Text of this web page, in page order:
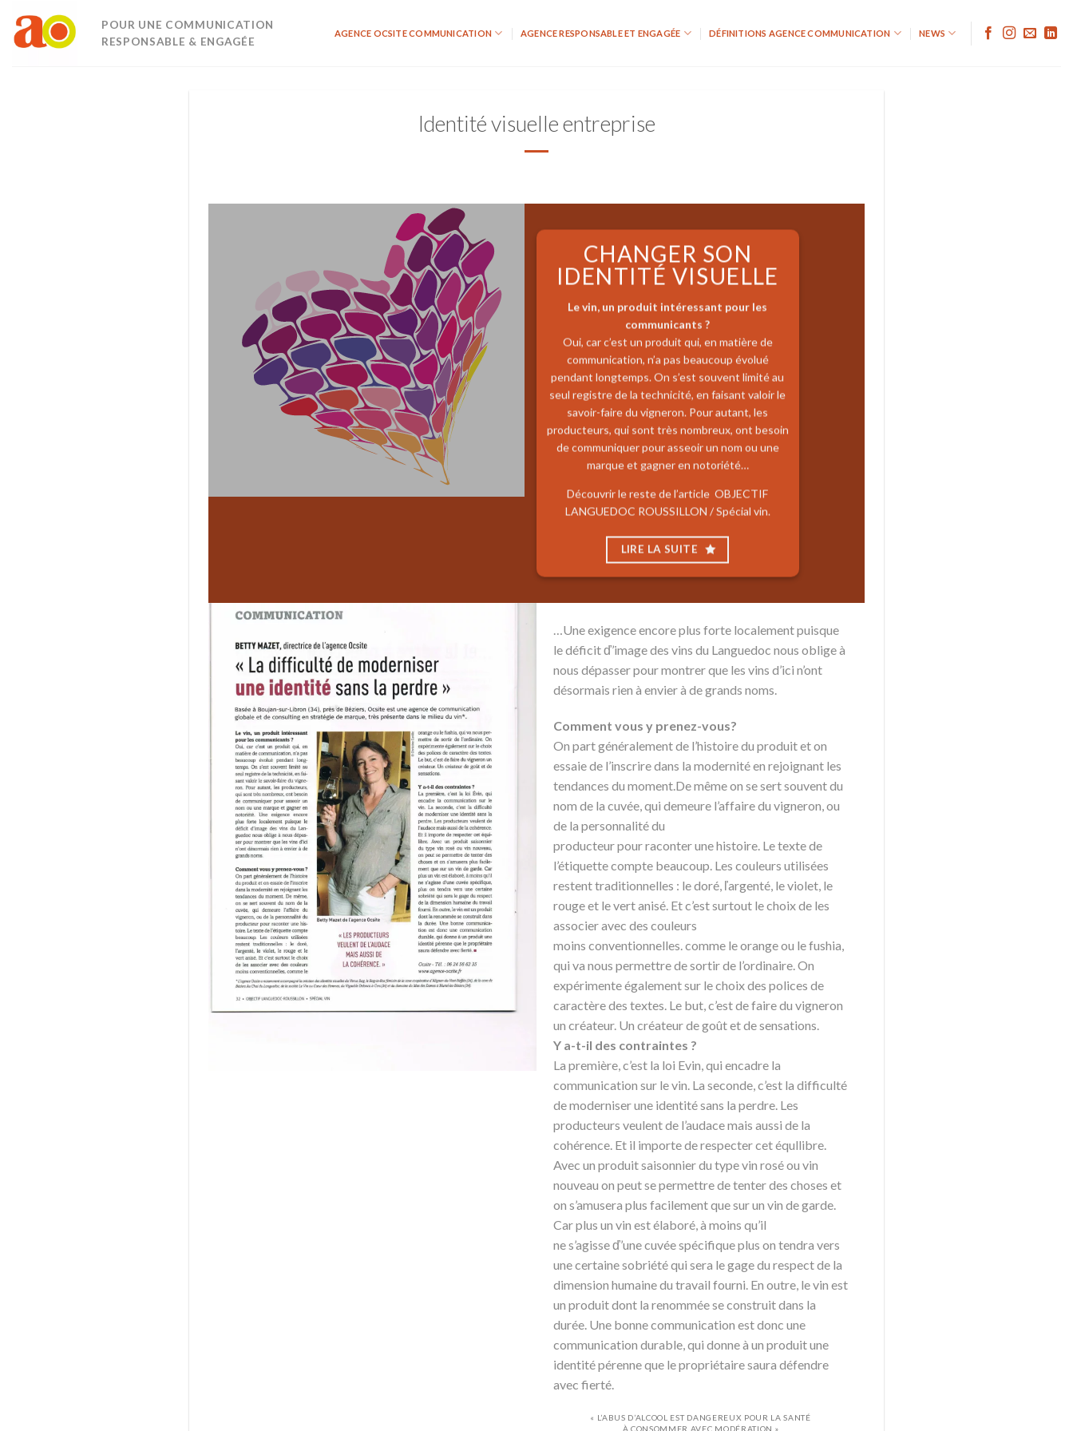
contenu
POUR UNE COMMUNICATION
RESPONSABLE & ENGAGÉE
AGENCE OCSITE COMMUNICATION AGENCE RESPONSABLE ET ENGAGÉE DÉFINITIONS AGENCE COMMUNICATION NEWS
Identité visuelle entreprise
CHANGER SON
IDENTITÉ VISUELLE
Le vin, un produit intéressant pour les
communicants ?
Oui, car c’est un produit qui, en matière de
communication, n’a pas beaucoup évolué
pendant longtemps. On s’est souvent limité au
seul registre de la technicité, en faisant valoir le
savoir-faire du vigneron. Pour autant, les
producteurs, qui sont très nombreux, ont besoin
de communiquer pour asseoir un nom ou une
marque et gagner en notoriété…
Découvrir le reste de l’articleOBJECTIF
LANGUEDOC ROUSSILLON / Spécial vin.
LIRE LA SUITE
…Une exigence encore plus forte localement puisque
le déficit ď’image des vins du Languedoc nous oblige à
nous dépasser pour montrer que les vins d’ici n’ont
désormais rien à envier à de grands noms.
Comment vous y prenez-vous?
On part généralement de l’histoire du produit et on
essaie de l’inscrire dans la modernité en rejoignant les
tendances du moment.De même on se sert souvent du
nom de la cuvée, qui demeure l’affaire du vigneron, ou
de la personnalité du
producteur pour raconter une histoire. Le texte de
l’étiquette compte beaucoup. Les couleurs utilisées
restent traditionnelles : le doré, ľargenté, le violet, le
rouge et le vert anisé. Et c’est surtout le choix de les
associer avec des couleurs
moins conventionnelles. comme le orange ou le fushia,
qui va nous permettre de sortir de l’ordinaire. On
expérimente également sur le choix des polices de
caractère des textes. Le but, c’est de faire du vigneron
un créateur. Un créateur de goût et de sensations.
Y a-t-il des contraintes ?
La première, c’est la loi Evin, qui encadre la
communication sur le vin. La seconde, c’est la difficulté
de moderniser une identité sans la perdre. Les
producteurs veulent de l’audace mais aussi de la
cohérence. Et il importe de respecter cet équllibre.
Avec un produit saisonnier du type vin rosé ou vin
nouveau on peut se permettre de tenter des choses et
on s’amusera plus facilement que sur un vin de garde.
Car plus un vin est élaboré, à moins qu’il
ne s’agisse ď’une cuvée spécifique plus on tendra vers
une certaine sobriété qui sera le gage du respect de la
dimension humaine du travail fourni. En outre, le vin est
un produit dont la renommée se construit dans la
durée. Une bonne communication est donc une
communication durable, qui donne à un produit une
identité pérenne que le propriétaire saura défendre
avec fierté.
« L’ABUS D’ALCOOL EST DANGEREUX POUR LA SANTÉ
À CONSOMMER AVEC MODÉRATION »